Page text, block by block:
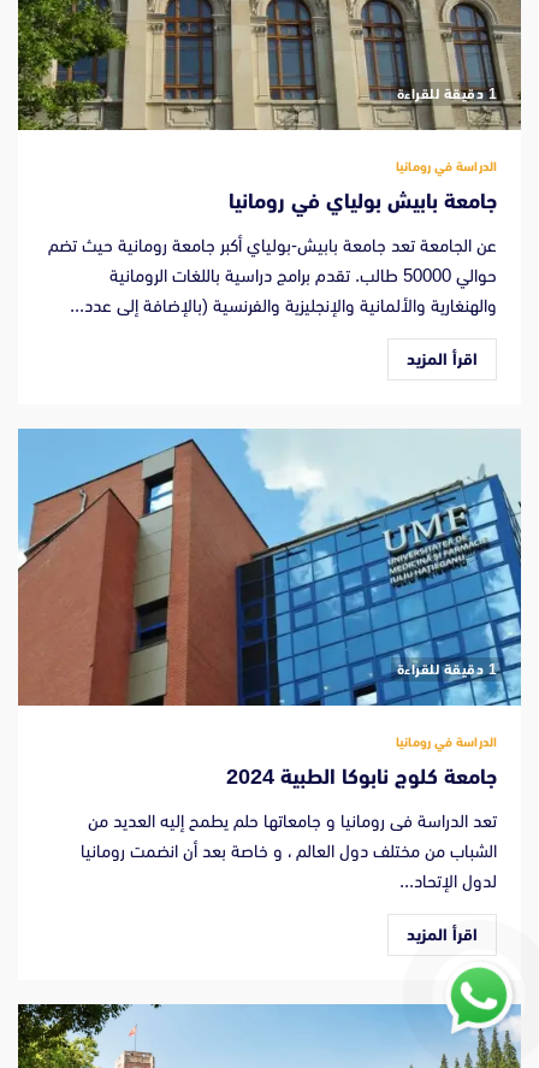
‫1 دقيقة للقراءة
الدراسة في رومانيا
جامعة بابيش بولياي في رومانيا
عن الجامعة تعد جامعة بابيش-بولياي أكبر جامعة رومانية حيث تضم
حوالي 50000 طالب. تقدم برامج دراسية باللغات الرومانية
والهنغارية والألمانية والإنجليزية والفرنسية (بالإضافة إلى عدد...
اقرأ المزيد
‫1 دقيقة للقراءة
الدراسة في رومانيا
جامعة كلوج نابوكا الطبية 2024
تعد الدراسة فى رومانيا و جامعاتها حلم يطمح إليه العديد من
الشباب من مختلف دول العالم ، و خاصة بعد أن انضمت رومانيا
لدول الإتحاد...
اقرأ المزيد